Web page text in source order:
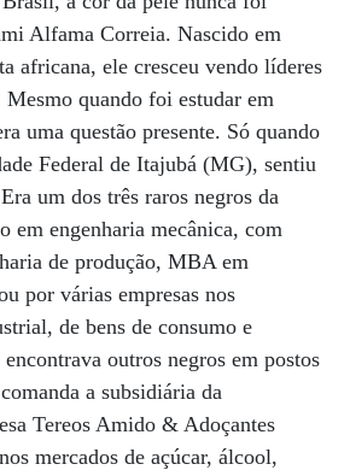
Alfama Correia. Nascido em
africana, ele cresceu vendo líderes
Mesmo quando foi estudar em
uma questão presente. Só quando
Federal de Itajubá (MG), sentiu
um dos três raros negros da
em engenharia mecânica, com
de produção, MBA em
por várias empresas nos
de bens de consumo e
outros negros em postos
a subsidiária da
Tereos Amido & Adoçantes
mercados de açúcar, álcool,